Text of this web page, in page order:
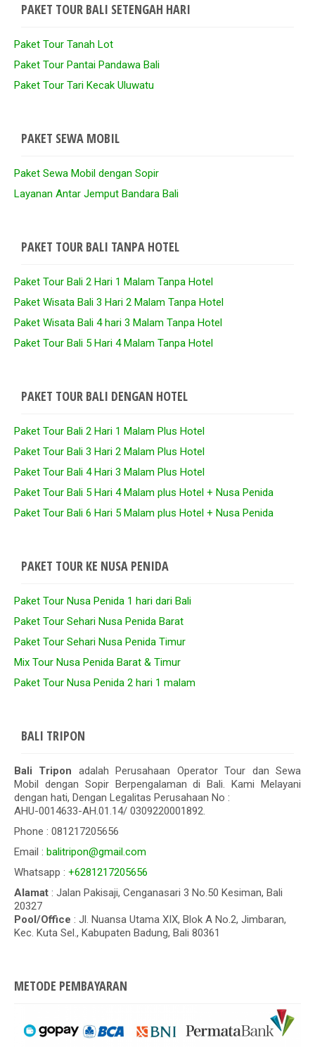
PAKET TOUR BALI SETENGAH HARI
Paket Tour Tanah Lot
Paket Tour Pantai Pandawa Bali
Paket Tour Tari Kecak Uluwatu
PAKET SEWA MOBIL
Paket Sewa Mobil dengan Sopir
Layanan Antar Jemput Bandara Bali
PAKET TOUR BALI TANPA HOTEL
Paket Tour Bali 2 Hari 1 Malam Tanpa Hotel
Paket Wisata Bali 3 Hari 2 Malam Tanpa Hotel
Paket Wisata Bali 4 hari 3 Malam Tanpa Hotel
Paket Tour Bali 5 Hari 4 Malam Tanpa Hotel
PAKET TOUR BALI DENGAN HOTEL
Paket Tour Bali 2 Hari 1 Malam Plus Hotel
Paket Tour Bali 3 Hari 2 Malam Plus Hotel
Paket Tour Bali 4 Hari 3 Malam Plus Hotel
Paket Tour Bali 5 Hari 4 Malam plus Hotel + Nusa Penida
Paket Tour Bali 6 Hari 5 Malam plus Hotel + Nusa Penida
PAKET TOUR KE NUSA PENIDA
Paket Tour Nusa Penida 1 hari dari Bali
Paket Tour Sehari Nusa Penida Barat
Paket Tour Sehari Nusa Penida Timur
Mix Tour Nusa Penida Barat & Timur
Paket Tour Nusa Penida 2 hari 1 malam
BALI TRIPON
Bali Tripon adalah Perusahaan Operator Tour dan Sewa
Mobil dengan Sopir Berpengalaman di Bali. Kami Melayani
dengan hati, Dengan Legalitas Perusahaan No :
AHU-0014633-AH.01.14/ 0309220001892.
Phone : 081217205656
Email : balitripon@gmail.com
Whatsapp : +6281217205656
Alamat : Jalan Pakisaji, Cenganasari 3 No.50 Kesiman, Bali
20327
Pool/Office : Jl. Nuansa Utama XIX, Blok A No.2, Jimbaran,
Kec. Kuta Sel., Kabupaten Badung, Bali 80361
METODE PEMBAYARAN